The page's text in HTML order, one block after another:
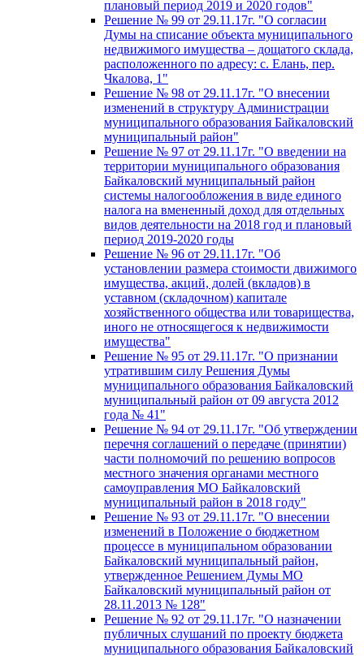
плановый период 2019 и 2020 годов"
Решение № 99 от 29.11.17г. "О согласии
Думы на списание объекта муниципального
недвижимого имущества – дощатого склада,
расположенного по адресу: с. Елань, пер.
Чкалова, 1"
Решение № 98 от 29.11.17г. "О внесении
изменений в структуру Администрации
муниципального образования Байкаловский
муниципальный район"
Решение № 97 от 29.11.17г. "О введении на
территории муниципального образования
Байкаловский муниципальный район
системы налогообложения в виде единого
налога на вмененный доход для отдельных
видов деятельности на 2018 год и плановый
период 2019-2020 годы
Решение № 96 от 29.11.17г. "Об
установлении размера стоимости движимого
имущества, акций, долей (вкладов) в
уставном (складочном) капитале
хозяйственного общества или товарищества,
иного не относящегося к недвижимости
имущества"
Решение № 95 от 29.11.17г. "О признании
утратившим силу Решения Думы
муниципального образования Байкаловский
муниципальный район от 09 августа 2012
года № 41"
Решение № 94 от 29.11.17г. "Об утверждении
перечня соглашений о передаче (принятии)
части полномочий по решению вопросов
местного значения органами местного
самоуправления МО Байкаловский
муниципальный район в 2018 году"
Решение № 93 от 29.11.17г. "О внесении
изменений в Положение о бюджетном
процессе в муниципальном образовании
Байкаловский муниципальный район,
утвержденное Решением Думы МО
Байкаловский муниципальный район от
28.11.2013 № 128"
Решение № 92 от 29.11.17г. "О назначении
публичных слушаний по проекту бюджета
муниципального образования Байкаловский